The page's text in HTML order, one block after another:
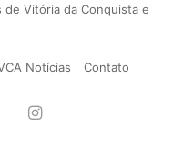
de Vitória da Conquista e
Notícias Contato
Instagram